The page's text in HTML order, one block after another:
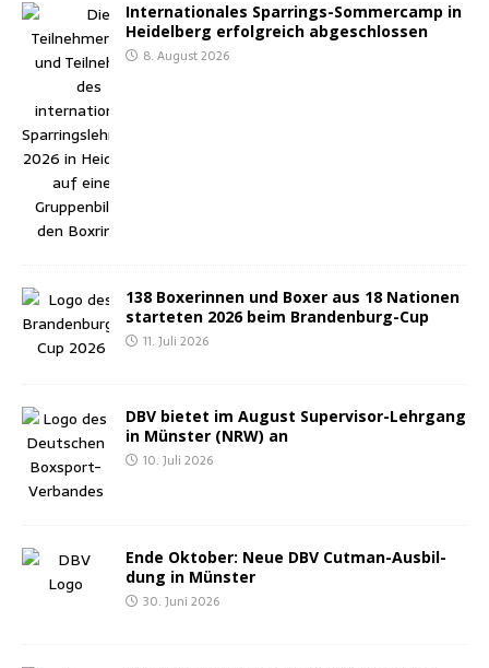
Inter­na­tio­na­les Spar­rings-Som­mer­camp in
Hei­del­berg erfolg­reich abgeschlossen
8. August 2026
138 Boxe­rin­nen und Boxer aus 18 Natio­nen
star­te­ten 2026 beim Brandenburg-Cup
11. Juli 2026
DBV bie­tet im August Super­vi­sor-Lehr­gang
in Müns­ter (NRW) an
10. Juli 2026
Ende Okto­ber: Neue DBV Cut­man-Aus­bil­
dung in Münster
30. Juni 2026